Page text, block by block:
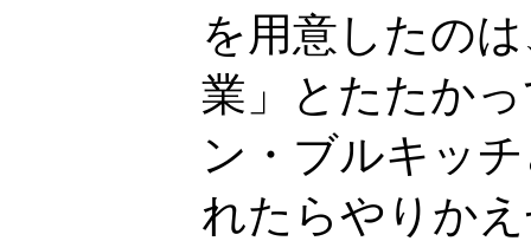
を用意したの
業」とたたか
ン・ブルキッ
れたらやりか